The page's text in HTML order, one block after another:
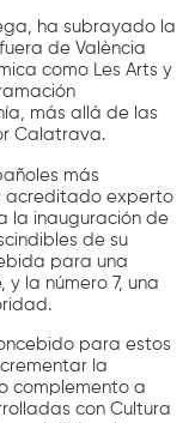
ha subrayado la
de València
como Les Arts y
más allá de las
Calatrava.
más
acreditado experto
la inauguración de
de su
para una
la número 7, una
para estos
la
complemento a
con Cultura